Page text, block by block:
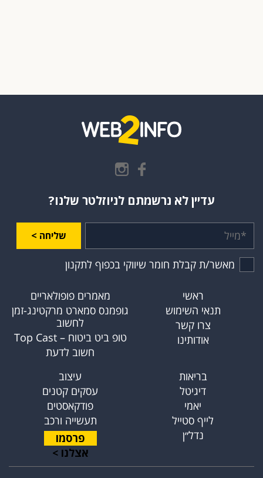
עדיין לא נרשמתם לניוזלטר שלנו?
שליחה >
מאשר/ת קבלת חומר שיווקי בכפוף לתקנון
ראשי
תנאי השימוש
צרו קשר
אודותינו
מאמרים פופולאריים
גופמנס סמארט מרקטינג-זמן
לחשוב
טופ ביט ביטוח – Top Cast
חשוב לדעת
בריאות
דיגיטל
יאמי
לייף סטייל
נדל״ן
עיצוב
עסקים קטנים
פודקאסטים
תעשייה ורכב
פרסמו
אצלנו >